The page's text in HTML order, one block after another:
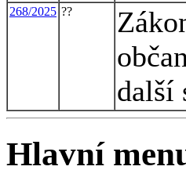
268/2025 ??
další
Hlavní